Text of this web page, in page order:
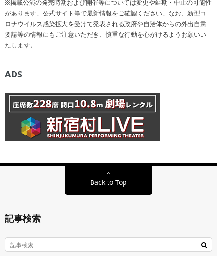
※掲載公演の発売時期および開催等については変更や延期・中止の可能性
があります。公式サイト等で最新情報をご確認ください。なお、新型コ
ロナウイルス感染拡大を受けて発表される政府や自治体からの外出自粛
要請等の情報にもご注意いただき、慎重な行動を心がけるようお願いい
たします。
ADS
Back to Top
記事検索